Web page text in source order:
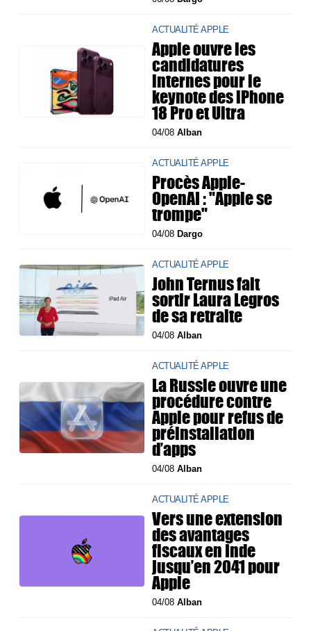
ACTUALITÉ APPLE
Apple ouvre les
candidatures
internes pour le
keynote des iPhone
18 Pro et Ultra
04/08Alban
ACTUALITÉ APPLE
Procès Apple-
OpenAI : "Apple se
trompe"
04/08 Dargo
ACTUALITÉ APPLE
John Ternus fait
sortir Laura Legros
de sa retraite
04/08Alban
ACTUALITÉ APPLE
La Russie ouvre une
procédure contre
Apple pour refus de
préinstallation
d’apps
04/08Alban
ACTUALITÉ APPLE
Vers une extension
des avantages
fiscaux en Inde
jusqu’en 2041 pour
Apple
04/08Alban